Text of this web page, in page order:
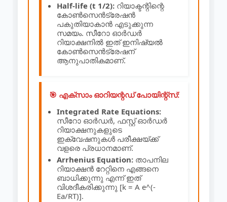
Half-life (t 1/2): റിയാക്ടന്റിന്റെ
കോൺസെൻട്രേഷൻ
പകുതിയാകാൻ എടുക്കുന്ന
സമയം. സീറോ ഓർഡർ
റിയാക്ഷനിൽ ഇത് ഇനിഷ്യൽ
കോൺസെൻട്രേഷന്
ആനുപാതികമാണ്.
🎯 എക്സാം ഓറിയന്റഡ് പോയിന്റ്സ്:
Integrated Rate Equations:
സീറോ ഓർഡർ, ഫസ്റ്റ് ഓർഡർ
റിയാക്ഷനുകളുടെ
ഇക്വേഷനുകൾ പരീക്ഷയ്ക്ക്
വളരെ പ്രധാനമാണ്.
Arrhenius Equation: താപനില
റിയാക്ഷൻ റേറ്റിനെ എങ്ങനെ
ബാധിക്കുന്നു എന്ന് ഇത്
വിശദീകരിക്കുന്നു [k = A e^(-
Ea/RT)].